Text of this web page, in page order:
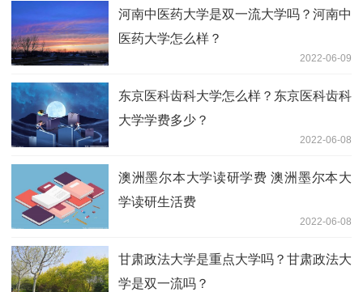
河南中医药大学是双一流大学吗？河南中
医药大学怎么样？
2022-06-09
东京医科齿科大学怎么样？东京医科齿科
大学学费多少？
2022-06-08
澳洲墨尔本大学读研学费 澳洲墨尔本大
学读研生活费
2022-06-08
甘肃政法大学是重点大学吗？甘肃政法大
学是双一流吗？